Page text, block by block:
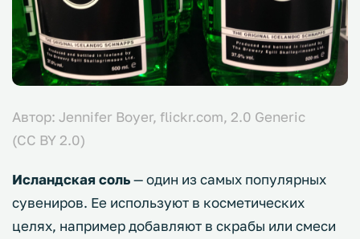
Автор: Jennifer Boyer, flickr.com, 2.0 Generic
(CC BY 2.0)
Исландская соль— один из самых популярных
сувениров. Ее используют в косметических
целях, например добавляют в скрабы или смеси